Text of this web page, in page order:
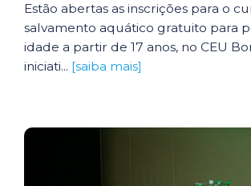
Estão abertas as inscrições para o
salvamento aquático gratuito para
idade a partir de 17 anos, no CEU
iniciati... [saiba mais]